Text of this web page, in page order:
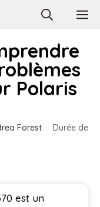
Polaris
Forest · Durée de
est un